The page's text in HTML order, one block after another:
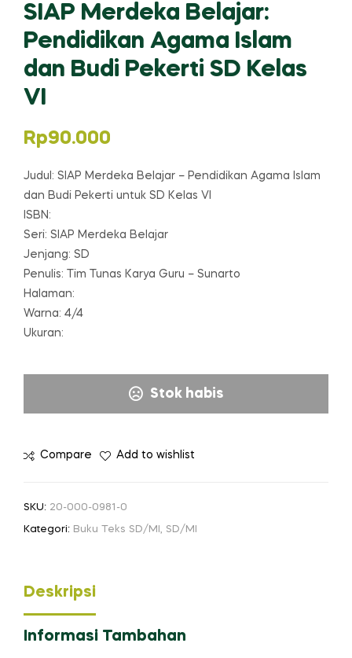
SIAP Merdeka Belajar:
Pendidikan Agama Islam
dan Budi Pekerti SD Kelas
VI
Rp90.000
Judul: SIAP Merdeka Belajar – Pendidikan Agama Islam
dan Budi Pekerti untuk SD Kelas VI
ISBN:
Seri: SIAP Merdeka Belajar
Jenjang: SD
Penulis: Tim Tunas Karya Guru – Sunarto
Halaman:
Warna: 4/4
Ukuran:
Stok habis
Compare Add to wishlist
SKU: 20-000-0981-0
Kategori: Buku Teks SD/MI , SD/MI
Deskripsi
Informasi Tambahan